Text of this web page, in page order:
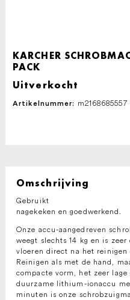
KARCHER
PACK
Uitverkocht
Artikelnummer: m2168685557
Omschrijving
Gebruikt
nagekeken en goedwerkend.
Onze accu-aangedreven
weegt slechts 14 kg en is
vloeren direct na het reinigen
Reinigen als met de hand,
compacte vorm, het zeer
duurzame lithium-ionaccu
minuten is onze